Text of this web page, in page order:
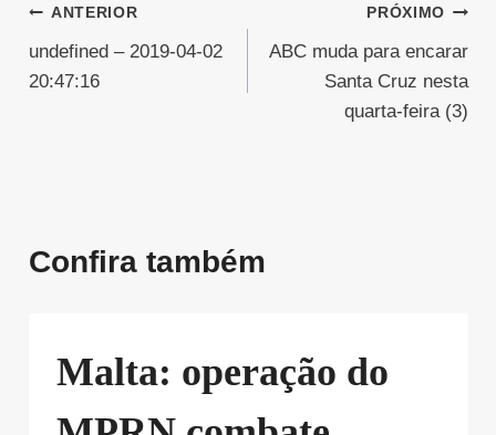
Navegação
de
ANTERIOR
undefined – 2019-04-02
20:47:16
PRÓXIMO
ABC muda para encarar
Santa Cruz nesta
quarta-feira (3)
Confira também
Malta: operação do